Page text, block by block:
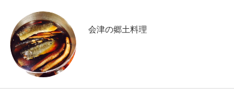
会津の郷土料理